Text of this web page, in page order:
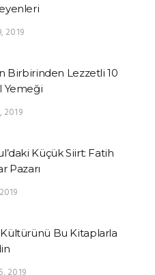
2019
Birbirinden Lezzetli 10
Yemeği
2019
Küçük Siirt: Fatih
Pazarı
Bu Kitaplarla